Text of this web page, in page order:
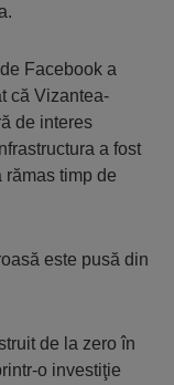
Facebook a
că Vizantea-
de interes
a fost
timp de
este pusă din
de la zero în
o investiţie